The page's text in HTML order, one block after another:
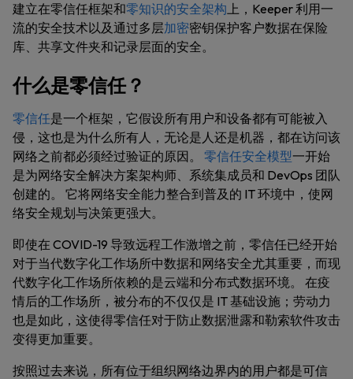
建立在零信任框架和零知识的安全架构上，Keeper 利用一
流的安全技术以及通过多层加密密钥保护客户数据在保险
库、共享文件夹和记录层面的安全。
什么是零信任？
零信任是一个框架，它假设所有用户和设备都有可能被入
侵，这也是为什么所有人，无论是人还是机器，都在访问该
网络之前都必须经过验证的原因。 零信任安全模型一开始
是为网络安全解决方案架构师、系统集成员和 DevOps 团队
创建的。 它将网络安全能力整合到普及的 IT 环境中，使网
络安全规划与决策更强大。
即使在 COVID-19 导致远程工作激增之前，零信任已经开始
对于当代数字化工作场所中数据和网络安全尤其重要，而现
代数字化工作场所依赖的是云端和分布式数据环境。 在疫
情后的工作场所，被分布的不仅仅是 IT 基础设施；劳动力
也是如此，这使得零信任对于防止数据泄露和勒索软件攻击
变得更加重要。
按照过去来说，所有位于组织网络边界内的用户都是可信